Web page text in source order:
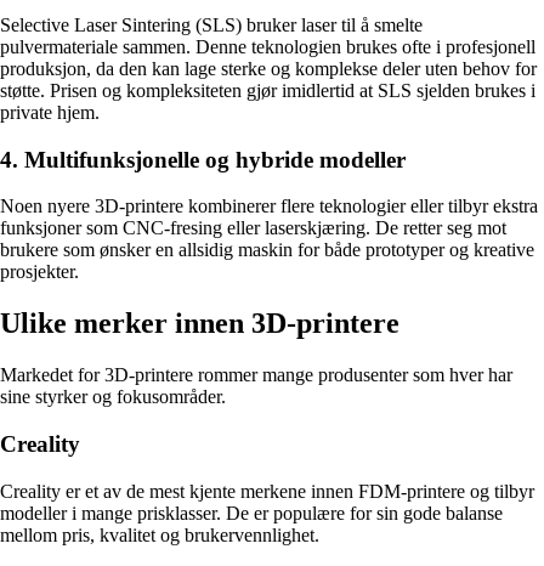
Selective Laser Sintering (SLS) bruker laser til å smelte
pulvermateriale sammen. Denne teknologien brukes ofte i profesjonell
produksjon, da den kan lage sterke og komplekse deler uten behov for
støtte. Prisen og kompleksiteten gjør imidlertid at SLS sjelden brukes i
private hjem.
4. Multifunksjonelle og hybride modeller
Noen nyere 3D-printere kombinerer flere teknologier eller tilbyr ekstra
funksjoner som CNC-fresing eller laserskjæring. De retter seg mot
brukere som ønsker en allsidig maskin for både prototyper og kreative
prosjekter.
Ulike merker innen 3D-printere
Markedet for 3D-printere rommer mange produsenter som hver har
sine styrker og fokusområder.
Creality
Creality er et av de mest kjente merkene innen FDM-printere og tilbyr
modeller i mange prisklasser. De er populære for sin gode balanse
mellom pris, kvalitet og brukervennlighet.